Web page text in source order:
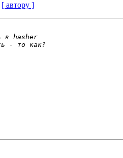
[ автору ]